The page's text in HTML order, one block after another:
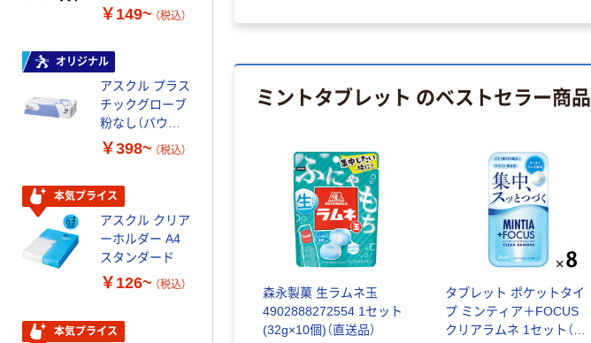
ミントタブレット のベストセラー商品
森永製菓 生ラムネ玉
4902888272554 1セット
(32g×10個)（直送品）
タブレット ポケットタイ
プ ミンティア＋FOCUS
クリアラムネ 1セット（1
ーホワイト+
￥149~ （税込）
オリジナル
アスクル プラス
チックグローブ
粉なし（パウダ
ーフリー）
￥398~ （税込）
本気プライス
アスクル クリア
ーホルダー A4
スタンダード
￥126~ （税込）
本気プライス
本気プライス
トイレットペー
パー ダブル60
リサイクル100
芯あり FSC認
証
￥460~ （税込）
本気プライス
アスクル 耳にや
さしい やわらか
いマスク
￥458~ （税込）
本気プライス
本気プライス
嬬恋銘水 ナチュ
ラルミネラルウ
付き／2Lラベル
レス 10本
￥1,037~
（税込）
オリジナル
スズラン 酒精綿
G バルクタイプ
指定医薬部外品
￥140~ （税込）